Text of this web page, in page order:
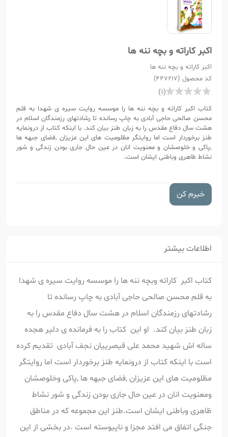
اکبر کاراته و بچه ننه ها
اکبر کاراته و بچه ننه ها
کد محصول (447217)
(1)
کتاب اکبر کاراته و بچه ننه ها را موسسه روایت سیره ی شهدا به قلم
محسن صالحی حاجی آبادی به چاپ رسانده تا رشادتهای رزمندگان اسلام در
هشت سال دفاع مقدس را به زبان طنز بیان کند. با اینکه کتاب از درونمایه
طنز برخوردار است اما روایتگر مظلومیت های این عزیزان ,فضای جبهه ها
,پاکی و خلوصشان و معنویت انان در عین حال جاری بودن زندگی و شور
نشاط ظاهری وباطنی ایشان است.
خبرم کن
اطلاعات بیشتر
کتاب اکبر کاراته وبچه ننه ها را موسسه روایت سیره ی شهدا
به قلم محسن صالحی حاجی آبادی به چاپ رسانده تا
رشادتهای رزمندگان اسلام در هشت سال دفاع مقدس را به
زبان طنز بیان کند. او این کتاب را به فرمانده ی دلیر هجده
ساله اش شهید محمد علی قیصرییان نجف آبادی تقدیم کرده
است با اینکه کتاب از درونمایه طنز برخوردار است اما روایتگر
مظلومیت های این عزیزان ,فضای جبهه ها ,پاکی وخلوصشان
ومعنویت انان در عین حال جاری بودن زندگی و شور نشاط
ظاهری وباطنی ایشان است.طنز این مجموعه که در مناطق
جنگی اتفاق می افتد مجزا و ناپیوسته است .در بخشی از این